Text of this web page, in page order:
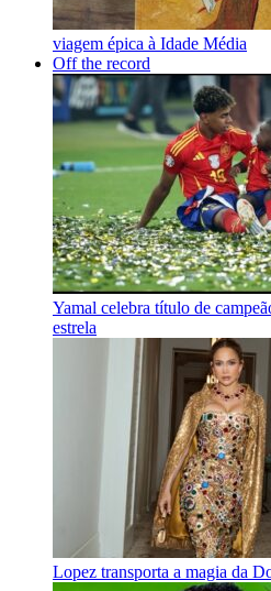
viagem épica à Idade Média
Off the record
Yamal celebra título de
estrela
Lopez transporta a magia da